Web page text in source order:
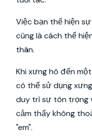
Việc bạn thể hiện
cũng là cách thể
thân.
Khi xưng hô đến
có thể sử dụng
duy trì sự tôn trọng
cảm thấy không
"em".